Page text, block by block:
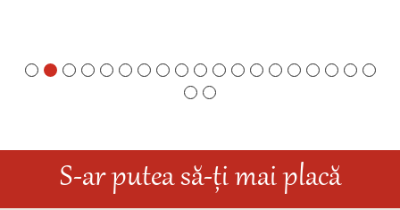
S-ar putea să-ți mai placă